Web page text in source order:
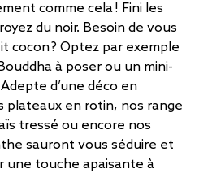
comme cela ! Fini les
du noir. Besoin de vous
cocon ? Optez par exemple
à poser ou un mini-
d’une déco en
plateaux en rotin, nos range
tressé ou encore nos
sauront vous séduire et
touche apaisante à